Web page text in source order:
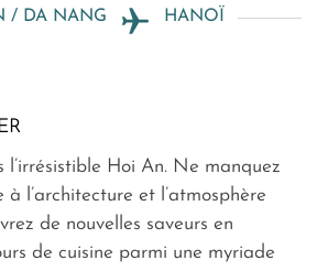
/ DA NANG HANOÏ
l’irrésistible Hoi An. Ne manquez
l’architecture et l’atmosphère
de nouvelles saveurs en
de cuisine parmi une myriade